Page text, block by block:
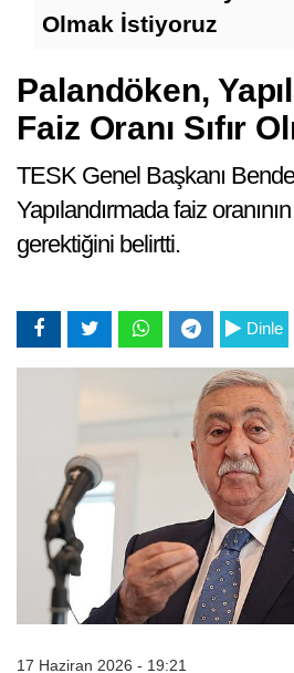
Olmak İstiyoruz
Palandöken,
Faiz Oranı Sıfır
TESK Genel Başkanı
Yapılandırmada faiz oranının
gerektiğini belirtti.
Dinle
17 Haziran 2026 - 19:21